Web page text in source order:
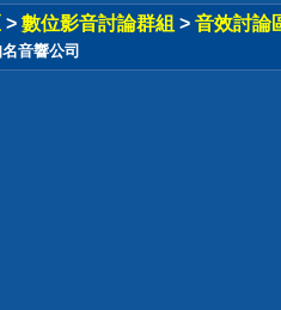
> 數位影音討論群組 > 音效討論
音響公司